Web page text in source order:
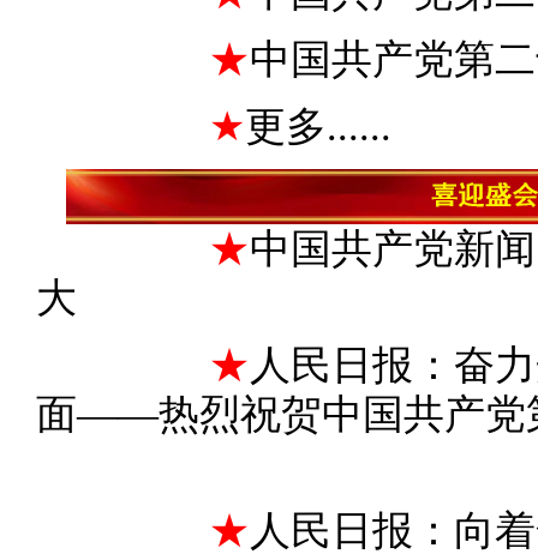
★中国共产党第
★更多......
★中国共产党新
大
★ 人民日报：奋
面——热烈祝贺中国共产党
★ 人民日报：向